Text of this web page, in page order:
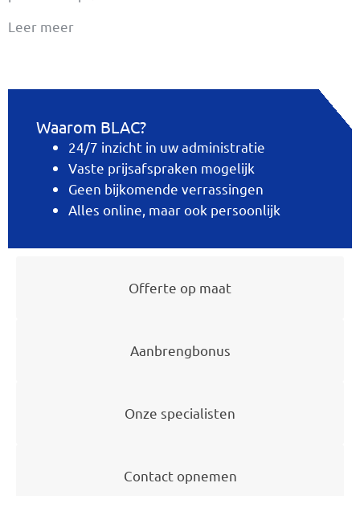
Leer meer
Waarom BLAC?
24/7 inzicht in uw administratie
Vaste prijsafspraken mogelijk
Geen bijkomende verrassingen
Alles online, maar ook persoonlijk
Offerte op maat
Aanbrengbonus
Onze specialisten
Contact opnemen